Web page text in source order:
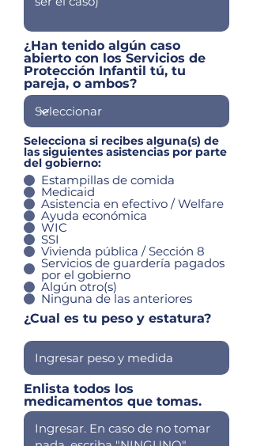
¿Han tenido algún caso
abierto con los Servicios de
Protección Infantil tú, tu
pareja, o ambos?
Selecciona si recibes alguna(s) de
las siguientes asistencias por parte
del gobierno:
q
i
r
Estampillas de comida
Medicaid
Asistencia en efectivo / Welfare
Ayuda económica
WIC
SSI
Vivienda pública / Sección 8
Servicios de guardería pagados
por el gobierno
Algún otro(s)
Ninguna de las anteriores
¿Cual es tu peso y estatura?
Enlista todos los
medicamentos que tomas.